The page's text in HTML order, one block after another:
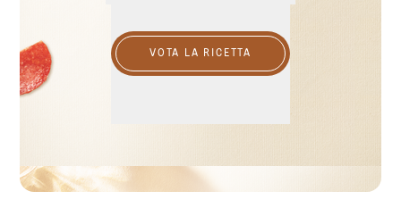
VOTA LA RICETTA